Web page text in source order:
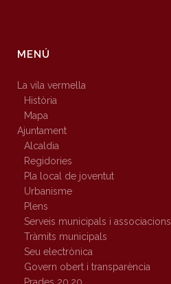
MENÚ
La vila vermella
Història
Mapa
Ajuntament
Alcaldia
Regidories
Pla local de joventut
Urbanisme
Plens
Serveis municipals i associacions
Tràmits municipals
Seu electrònica
Govern obert i transparència